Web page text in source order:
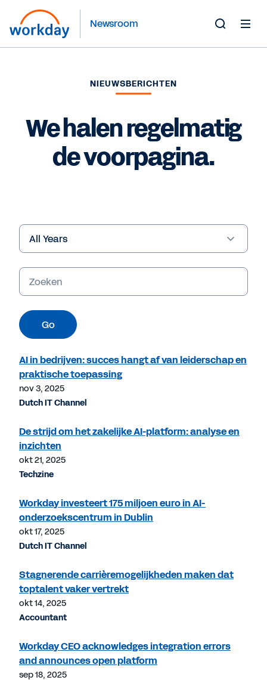
Newsroom
NIEUWSBERICHTEN
We halen regelmatig
de voorpagina.
Year
Trefwoorden
Go
AI in bedrijven: succes hangt af van leiderschap en
praktische toepassing
nov 3, 2025
Dutch IT Channel
De strijd om het zakelijke AI-platform: analyse en
inzichten
okt 21, 2025
Techzine
Workday investeert 175 miljoen euro in AI-
onderzoekscentrum in Dublin
okt 17, 2025
Dutch IT Channel
Stagnerende carrièremogelijkheden maken dat
toptalent vaker vertrekt
okt 14, 2025
Accountant
Workday CEO acknowledges integration errors
and announces open platform
sep 18, 2025